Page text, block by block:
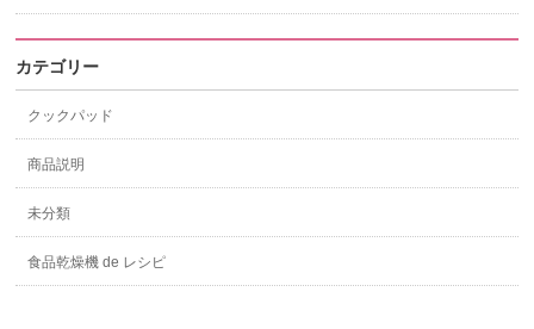
カテゴリー
クックパッド
商品説明
未分類
食品乾燥機 de レシピ